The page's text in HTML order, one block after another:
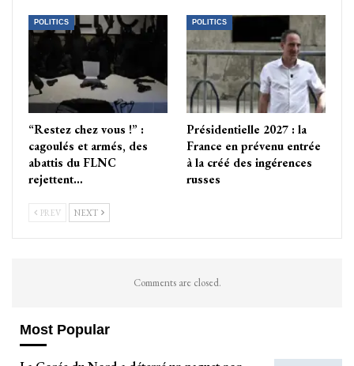
POLITICS
“Restez chez vous !” :
cagoulés et armés, des
abattis du FLNC
rejettent…
POLITICS
Présidentielle 2027 : la
France en prévenu entrée
à la créé des ingérences
russes
PREV NEXT
Comments are closed.
Most Popular